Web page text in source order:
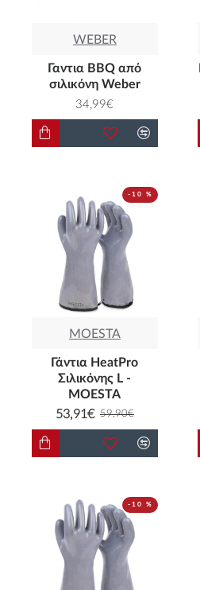
WEBER
Γαντια BBQ από
σιλικόνη Weber
34,99€
-10 %
MOESTA
Γάντια HeatPro
Σιλικόνης L -
MOESTA
53,91€ 59,90€
-10 %